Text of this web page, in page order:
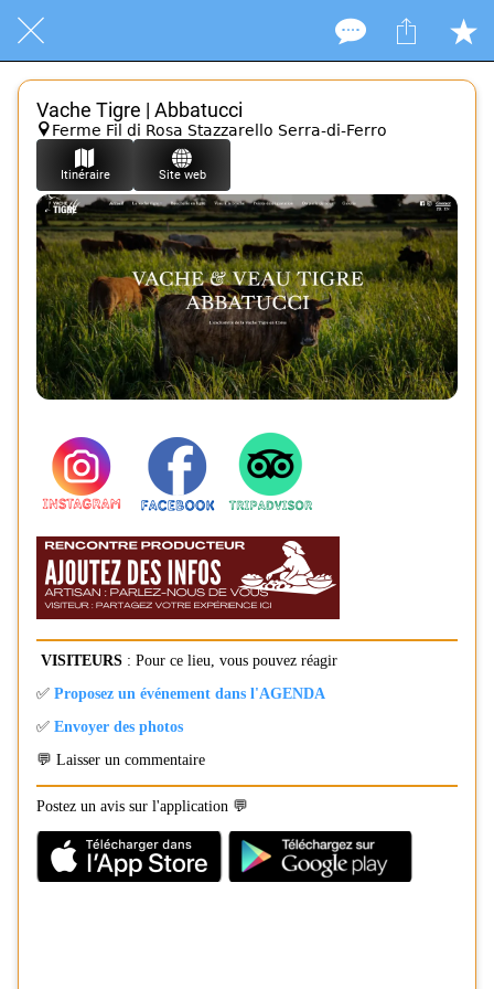
Vache Tigre | Abbatucci
Ferme Fil di Rosa Stazzarello Serra-di-Ferro
Itinéraire Site web
VISITEURS : Pour ce lieu, vous pouvez réagir
✅ Proposez un événement dans l'AGENDA
✅ Envoyer des photos
💬 Laisser un commentaire
Postez un avis sur l'application 💬